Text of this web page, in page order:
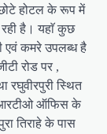
छोटे होटल के रूप में
है। यहाॅ कुछ
एवं कमरे उपलब्ध है
रोड पर ,
रघुवीरपुरी स्थित
आरटीओ ऑफिस के
तिराहे के पास